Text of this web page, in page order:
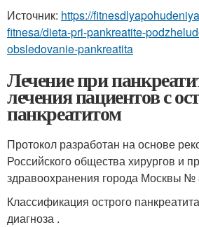
Источник: https://
fitnesa/dieta-pri-pankreatite-
obsledovanie-pankreatita
Лечение при
лечения пациентов с
панкреатитом
Протокол разработан на основе
Российского общества хирургов и
здравоохранения города Москвы №
Классификация острого
диагноза .